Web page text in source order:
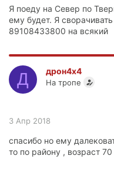
Я поеду на Север по
ему будет. Я
89108433800 на всякий
Д дрон4х4
На тропе
3 Апр 2018
спасибо но ему
то по району , возраст 70